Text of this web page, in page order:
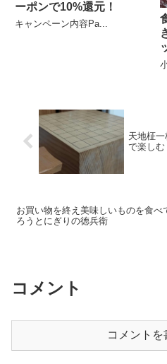
ーポンで10%還元！
キャンペーン内容Pa...
天地柾
で楽し
お買い物を終え美味しいものを食べ
ろうとにぎりの徳兵衛
コメント
コメントを